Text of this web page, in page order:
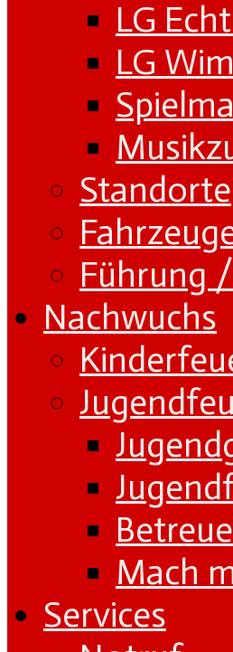
LG
LG
Standorte
Führung
Nachwuchs
Mach
Services